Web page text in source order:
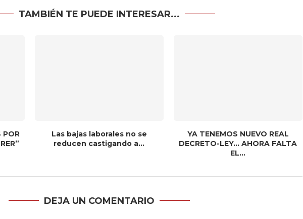
TAMBIÉN TE PUEDE INTERESAR...
POR
Las bajas laborales no se
reducen castigando a...
YA TENEMOS NUEVO REAL
DECRETO-LEY… AHORA FALTA
EL...
DEJA UN COMENTARIO